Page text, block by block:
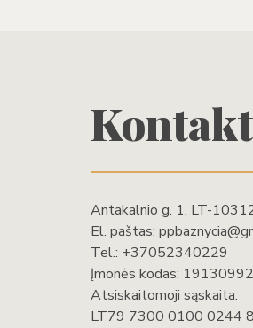
Antakalnio g. 1, LT-
El. paštas:
Tel.: +37052340229
Įmonės kodas:
Atsiskaitomoji sąskaita:
LT79 7300 0100 0244